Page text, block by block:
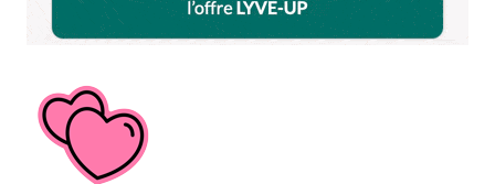
le serveur s’appelle Samuel, et merci pour cet
article.
une complète poireaux sexy (non négligée) il y
beaucoup de travail ! en même temps je ne travaille
pas pour les photographes, mais pour des clients
qui mangent.